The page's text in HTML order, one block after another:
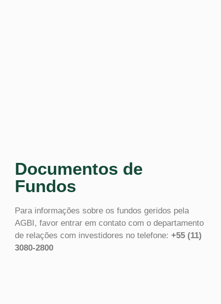
Documentos de
Fundos
Para informações sobre os fundos geridos pela
AGBI, favor entrar em contato com o departamento
de relações com investidores no telefone: +55 (11)
3080-2800